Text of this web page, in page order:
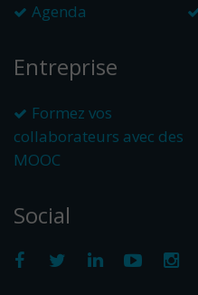
Agenda
Entreprise
Formez vos
collaborateurs avec des
MOOC
Social